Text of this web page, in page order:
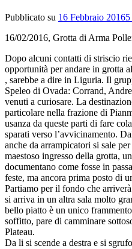
Pubblicato su 16 Febbraio 2016
16/02/2016, Grotta di Arma
Dopo alcuni contatti di striscio
opportunità per andare in grotta
, sarebbe a dire in Liguria. Il
Speleo di Ovada: Corrand,
venuti a curiosare. La
particolare nella frazione di
usanza da queste parti di fare
sparati verso l’avvicinamento.
anche da arrampicatori si sale
maestoso ingresso della grotta,
documentano come fosse in
feste, ma ancora prima posto di
Partiamo per il fondo che
si arriva in un altra sala molto
bello piatto è un unico
soffitto, pare di camminare
Plateau.
Da li si scende a destra e si